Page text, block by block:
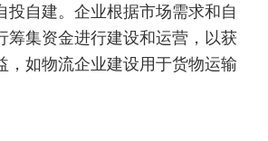
投自建。企业根据市场需求和自
筹集资金进行建设和运营，以获
，如物流企业建设用于货物运输